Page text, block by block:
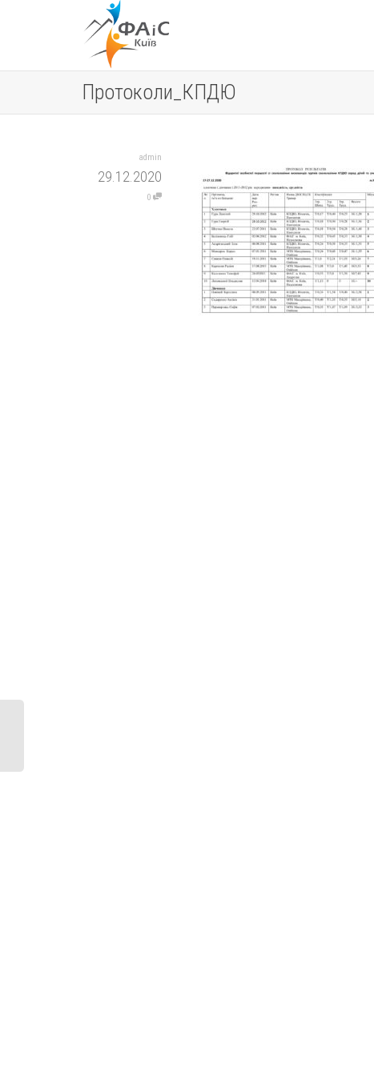
Протоколи_КПДЮ
admin
29.12.2020
0